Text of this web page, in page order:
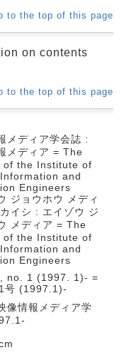
to the top of this page
on contents
to the top of this page
メディア学会誌 :
メディア = The
of the Institute of
and
Engineers
ジョウホウ メディ
イシ : エイゾウ ジ
メディア = The
of the Institute of
and
Engineers
no. 1 (1997. 1)- =
号 (1997.1)-
像情報メディア学